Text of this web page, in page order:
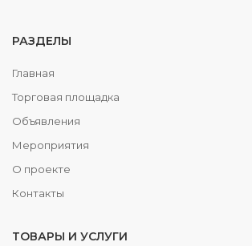
РАЗДЕЛЫ
Главная
Торговая площадка
Объявления
Мероприятия
О проекте
Контакты
ТОВАРЫ И УСЛУГИ